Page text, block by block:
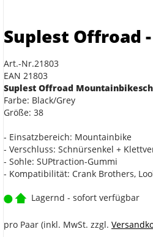
Suplest Offroad
Art.-Nr.21803
EAN 21803
Suplest Offroad
Farbe: Black/Grey
Größe: 38
- Einsatzbereich: Mountainbike
- Verschluss: Schnürsenkel +
- Sohle: SUPtraction-Gummi
- Kompatibilität: Crank Brothers,
Lagernd - sofort verfügbar
pro Paar (inkl. MwSt. zzgl.